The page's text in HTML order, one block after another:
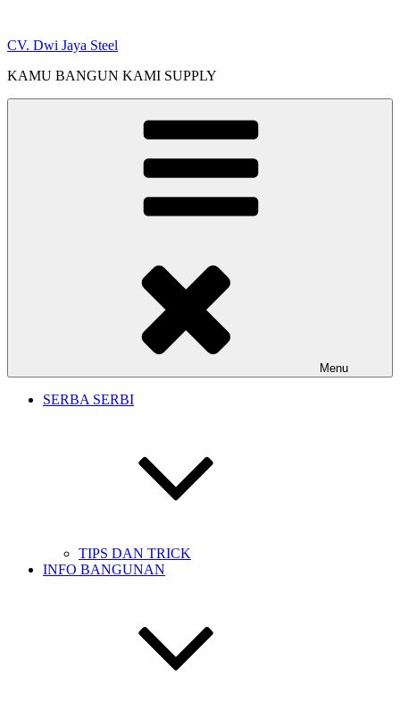
content
CV. Dwi Jaya Steel
KAMU BANGUN KAMI SUPPLY
Menu
SERBA SERBI
TIPS DAN TRICK
INFO BANGUNAN